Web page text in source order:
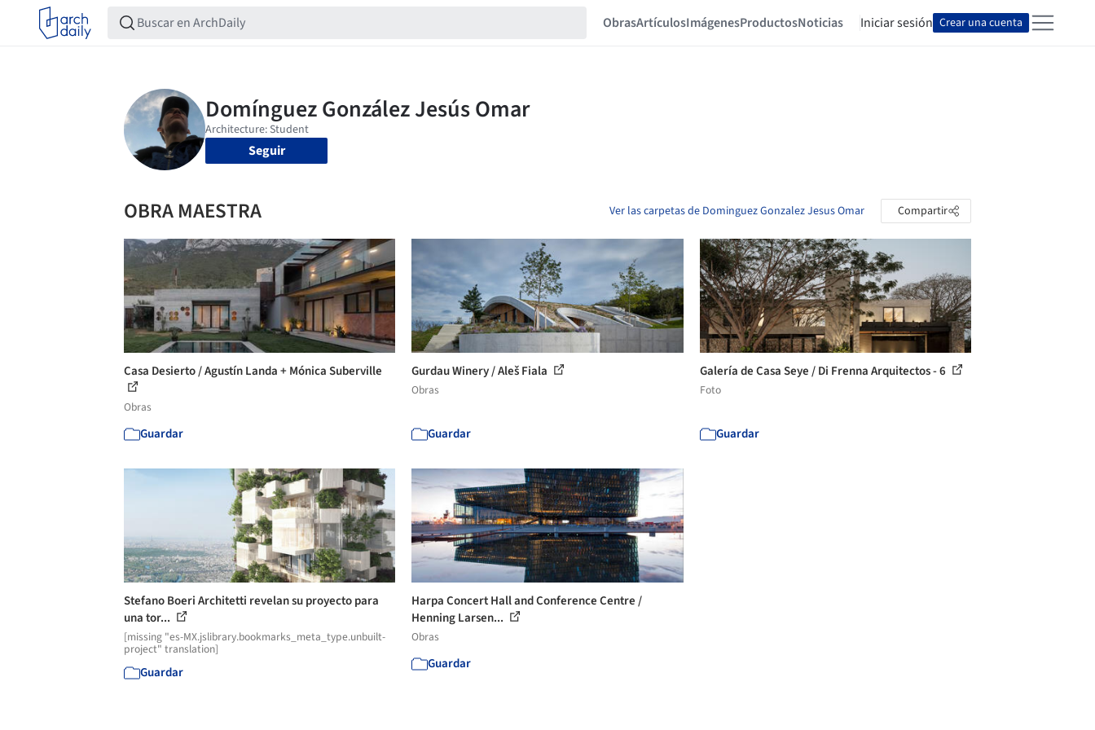
ObrasArtículosImágenesProductosNoticias Iniciar sesión Crear una cuenta
Seguir
OBRA MAESTRA Ver las carpetas de Dominguez Gonzalez Jesus Omar Compartir
Casa Desierto / Agustín Landa + Mónica Suberville
Obras
Guardar
Gurdau Winery / Aleš Fiala
Obras
Guardar
Galería de Casa Seye / Di Frenna Arquitectos - 6
Foto
Guardar
Stefano Boeri Architetti revelan su proyecto para
una tor...
[missing "es-MX.jslibrary.bookmarks_meta_type.unbuilt-
project" translation]
Guardar
Harpa Concert Hall and Conference Centre /
Henning Larsen...
Obras
Guardar